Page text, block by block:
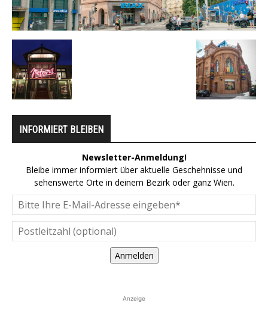
INFORMIERT BLEIBEN
Newsletter-Anmeldung!
Bleibe immer informiert über aktuelle Geschehnisse und
sehenswerte Orte in deinem Bezirk oder ganz Wien.
Anmelden
Anzeige